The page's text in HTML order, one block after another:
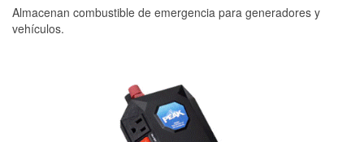
Almacenan combustible de emergencia para generadores y
vehículos.